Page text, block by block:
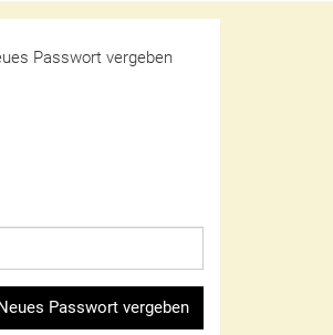
Passwort vergeben